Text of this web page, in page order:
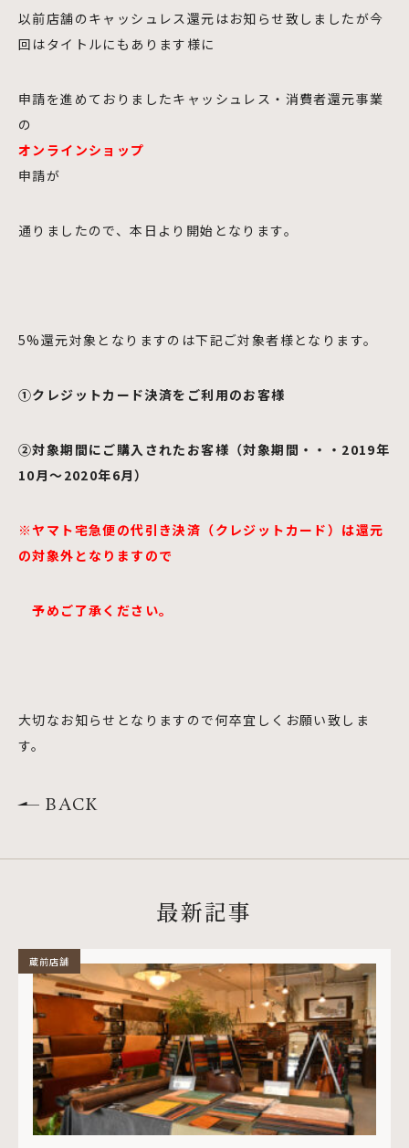
以前店舗のキャッシュレス還元はお知らせ致しましたが今
回はタイトルにもあります様に
申請を進めておりましたキャッシュレス・消費者還元事業
の
オンラインショップ
申請が
通りましたので、本日より開始となります。
5%還元対象となりますのは下記ご対象者様となります。
①クレジットカード決済をご利用のお客様
②対象期間にご購入されたお客様（対象期間・・・2019年
10月～2020年6月）
※ヤマト宅急便の代引き決済（クレジットカード）は還元
の対象外となりますので
予めご了承ください。
大切なお知らせとなりますので何卒宜しくお願い致しま
す。
BACK
最新記事
蔵前店舗